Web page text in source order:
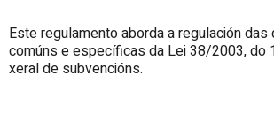
Este regulamento aborda a regulación
comúns e específicas da Lei 38/2003, do
xeral de subvencións.